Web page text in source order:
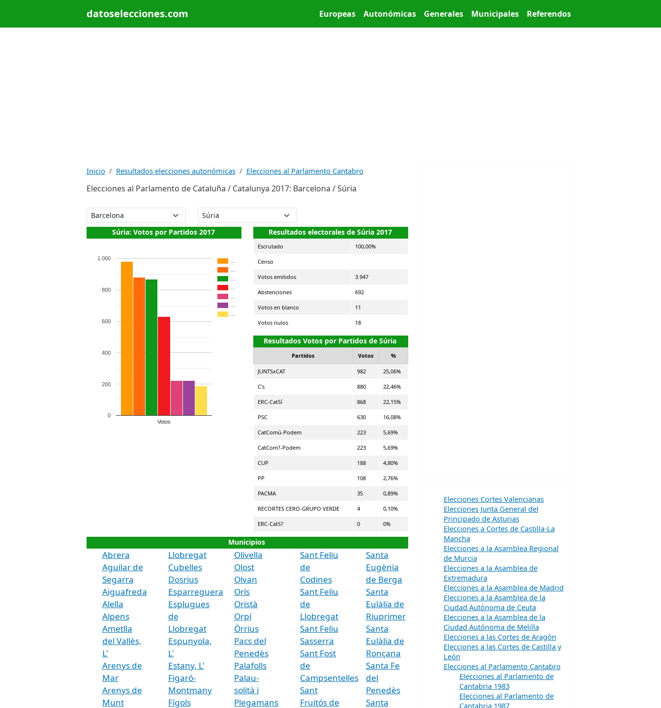
datoselecciones.com Main menu
Europeas Autonómicas Generales Municipales Referendos
Inicio Resultados elecciones autonómicas Elecciones al Parlamento Cantabro
Elecciones al Parlamento de Cataluña / Catalunya 2017: Barcelona / Súria
Súria: Votos por Partidos 2017
Votos
0
200
400
600
800
1.000
Resultados electorales de Súria 2017
Escrutado 100,00%
Censo
Votos emitidos 3.947
Abstenciones 692
Votos en blanco 11
Votos nulos 18
Resultados Votos por Partidos de Súria
Partidos Votos %
JUNTSxCAT 982 25,06%
C's 880 22,46%
ERC-CatSí 868 22,15%
PSC 630 16,08%
CatComú-Podem 223 5,69%
CatCom?-Podem 223 5,69%
CUP 188 4,80%
PP 108 2,76%
PACMA 35 0,89%
RECORTES CERO-GRUPO VERDE 4 0,10%
ERC-CatS? 0 0%
Municipios
Abrera
Aguilar de
Segarra
Aiguafreda
Alella
Alpens
Ametlla
del Vallès,
L'
Arenys de
Mar
Arenys de
Munt
Llobregat
Cubelles
Dosrius
Esparreguera
Esplugues
de
Llobregat
Espunyola,
L'
Estany, L'
Figaró-
Montmany
Fígols
Olivella
Olost
Olvan
Orís
Oristà
Orpí
Òrrius
Pacs del
Penedès
Palafolls
Palau-
solità i
Plegamans
Sant Feliu
de
Codines
Sant Feliu
de
Llobregat
Sant Feliu
Sasserra
Sant Fost
de
Campsentelles
Sant
Fruitós de
Santa
Eugènia
de Berga
Santa
Eulàlia de
Riuprimer
Santa
Eulàlia de
Ronçana
Santa Fe
del
Penedès
Santa
Elecciones Cortes Valencianas
Elecciones Junta General del
Principado de Asturias
Elecciones a Cortes de Castilla-La
Mancha
Elecciones a la Asamblea Regional
de Murcia
Elecciones a la Asamblea de
Extremadura
Elecciones a la Asamblea de Madrid
Elecciones a la Asamblea de la
Ciudad Autónoma de Ceuta
Elecciones a la Asamblea de la
Ciudad Autónoma de Melilla
Elecciones a las Cortes de Aragón
Elecciones a las Cortes de Castilla y
León
Elecciones al Parlamento Cantabro
Elecciones al Parlamento de
Cantabria 1983
Elecciones al Parlamento de
Cantabria 1987